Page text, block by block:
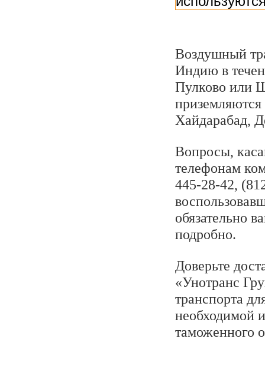
Воздушный
Индию в
Пулково или
Хайдарабад,
Вопросы,
телефонам
445-28-42,
обязательно
подробно.
Доверьте
«Унотранс
транспорта
необходимой
таможенного